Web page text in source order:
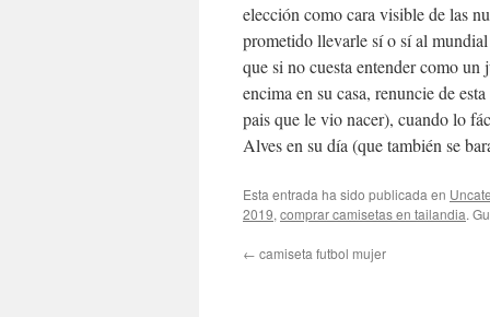
elección como cara visible de las
prometido llevarle sí o sí al
que si no cuesta entender como
encima en su casa, renuncie de
pais que le vio nacer), cuando lo
Alves en su día (que también se
Esta entrada ha sido publicada en
2019, comprar camisetas en tailandia.
← camiseta futbol mujer